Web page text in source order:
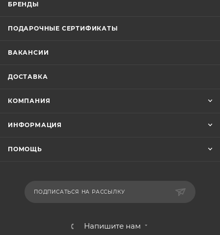
БРЕНДЫ
ПОДАРОЧНЫЕ СЕРТИФИКАТЫ
ВАКАНСИИ
ДОСТАВКА
КОМПАНИЯ
ИНФОРМАЦИЯ
ПОМОЩЬ
ПОДПИСАТЬСЯ НА РАССЫЛКУ
Напишите нам